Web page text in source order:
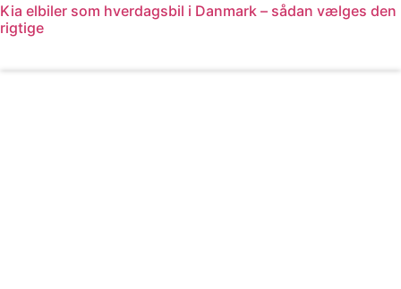
Kia elbiler som hverdagsbil i Danmark – sådan vælges den
rigtige